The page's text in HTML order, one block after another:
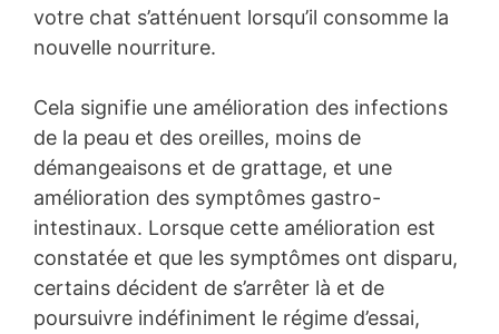
votre chat s’atténuent lorsqu’il consomme la
nouvelle nourriture.
Cela signifie une amélioration des infections
de la peau et des oreilles, moins de
démangeaisons et de grattage, et une
amélioration des symptômes gastro-
intestinaux. Lorsque cette amélioration est
constatée et que les symptômes ont disparu,
certains décident de s’arrêter là et de
poursuivre indéfiniment le régime d’essai,